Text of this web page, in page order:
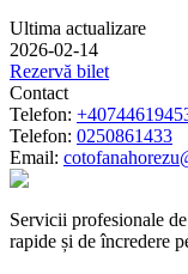
Ultima actualizare
2026-02-14
Rezervă bilet
Contact
Telefon:
Telefon: 0250861433
Email:
Servicii profesionale
rapide și de încredere